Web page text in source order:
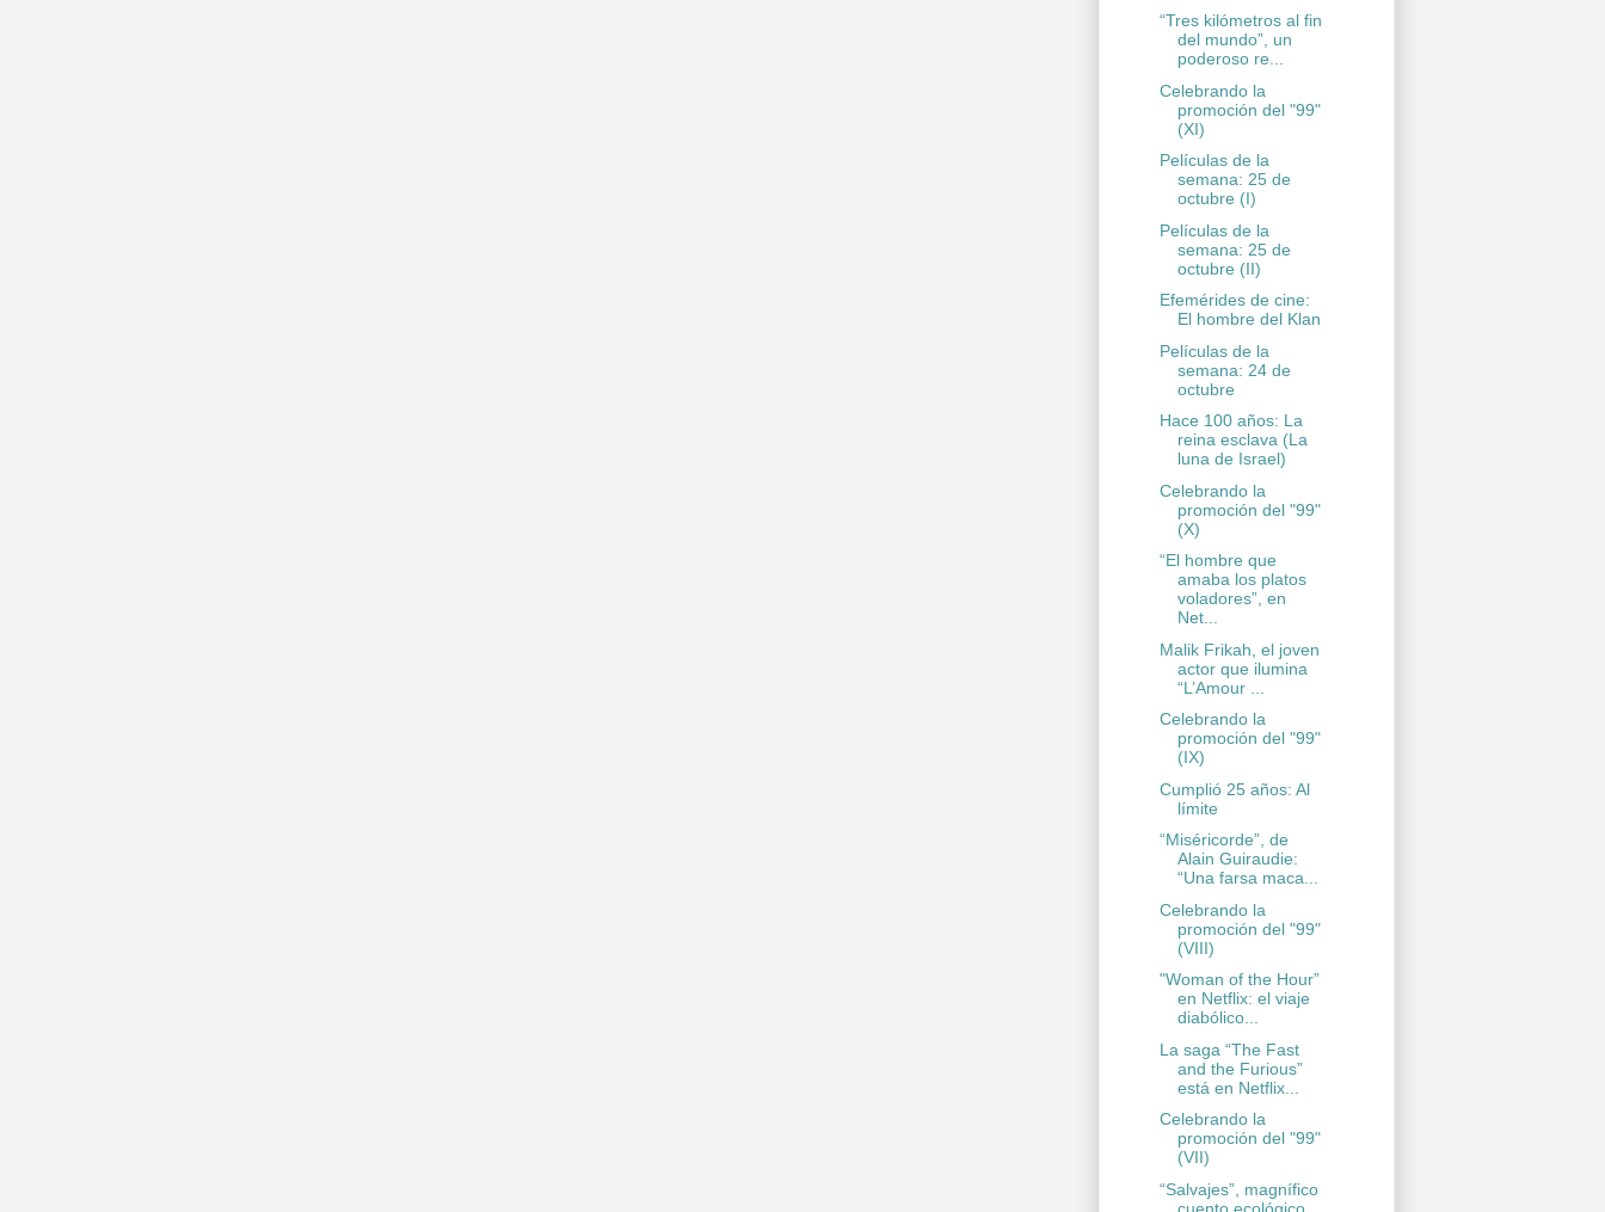
“Tres kilómetros al fin
del mundo”, un
poderoso re...
Celebrando la
promoción del "99"
(XI)
Películas de la
semana: 25 de
octubre (I)
Películas de la
semana: 25 de
octubre (II)
Efemérides de cine:
El hombre del Klan
Películas de la
semana: 24 de
octubre
Hace 100 años: La
reina esclava (La
luna de Israel)
Celebrando la
promoción del "99"
(X)
“El hombre que
amaba los platos
voladores”, en
Net...
Malik Frikah, el joven
actor que ilumina
“L’Amour ...
Celebrando la
promoción del "99"
(IX)
Cumplió 25 años: Al
límite
“Miséricorde”, de
Alain Guiraudie:
“Una farsa maca...
Celebrando la
promoción del "99"
(VIII)
"Woman of the Hour”
en Netflix: el viaje
diabólico...
La saga “The Fast
and the Furious”
está en Netflix...
Celebrando la
promoción del "99"
(VII)
“Salvajes”, magnífico